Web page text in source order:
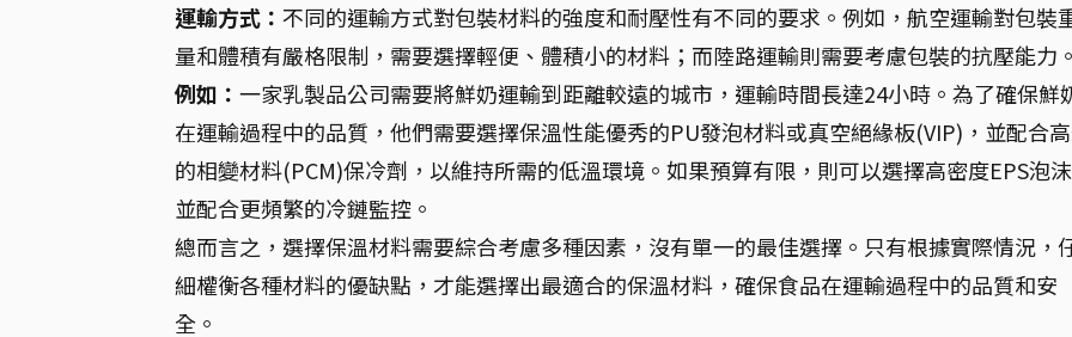
運輸方式： 不同的運輸方式對包裝材料的強度和耐壓性有不同的要求。例如，航空運輸對包裝
量和體積有嚴格限制，需要選擇輕便、體積小的材料；而陸路運輸則需要考慮包裝的抗壓能力。
例如： 一家乳製品公司需要將鮮奶運輸到距離較遠的城市，運輸時間長達24小時。為了確保鮮
在運輸過程中的品質，他們需要選擇保溫性能優秀的PU發泡材料或真空絕緣板(VIP)，並配合
的相變材料(PCM)保冷劑，以維持所需的低溫環境。如果預算有限，則可以選擇高密度EPS泡沫
並配合更頻繁的冷鏈監控。
總而言之，選擇保溫材料需要綜合考慮多種因素，沒有單一的最佳選擇。只有根據實際情況，
細權衡各種材料的優缺點，才能選擇出最適合的保溫材料，確保食品在運輸過程中的品質和安
全。